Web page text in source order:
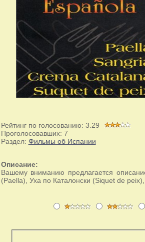
Рейтинг по голосованию: 3.29
Проголосовавших: 7
Раздел: Фильмы об Испании
Описание:
Вашему вниманию предлагается
(Paella), Уха по Каталонски (Siquet de